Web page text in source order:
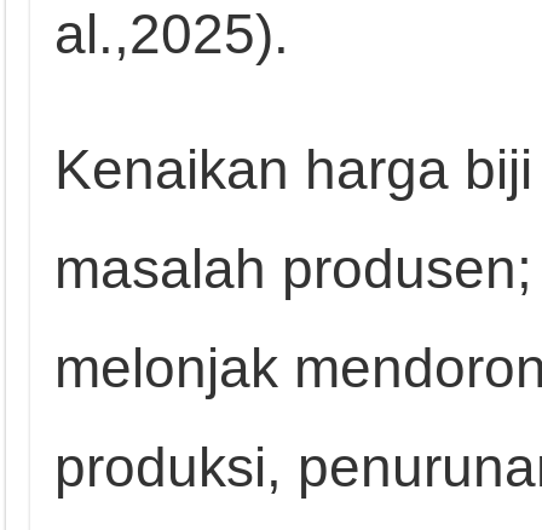
al.,2025).
Kenaikan harga
masalah
melonjak
produksi,